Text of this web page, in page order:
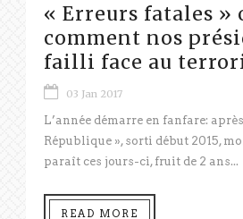
« Erreurs fatales »
comment nos
failli face au
03 Jan 2017
L’année démarre en fanfare:
République », sorti début 2015,
paraît ces jours-ci, fruit de 2 ans...
READ MORE